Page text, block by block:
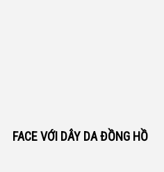
FACE VỚI DÂY DA ĐỒNG HỒ